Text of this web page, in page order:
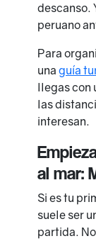
descanso.
peruano
Para
una guía
llegas con
las
interesan.
al mar:
Si es tu
suele ser
partida.